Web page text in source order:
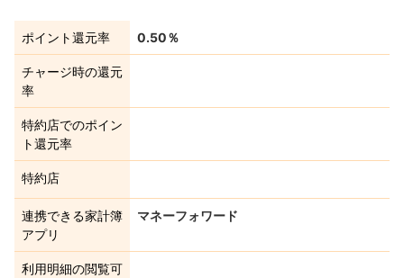
ポイント還元率 0.50％
チャージ時の還元
率
特約店でのポイン
ト還元率
特約店
連携できる家計簿
アプリ
マネーフォワード
利用明細の閲覧可